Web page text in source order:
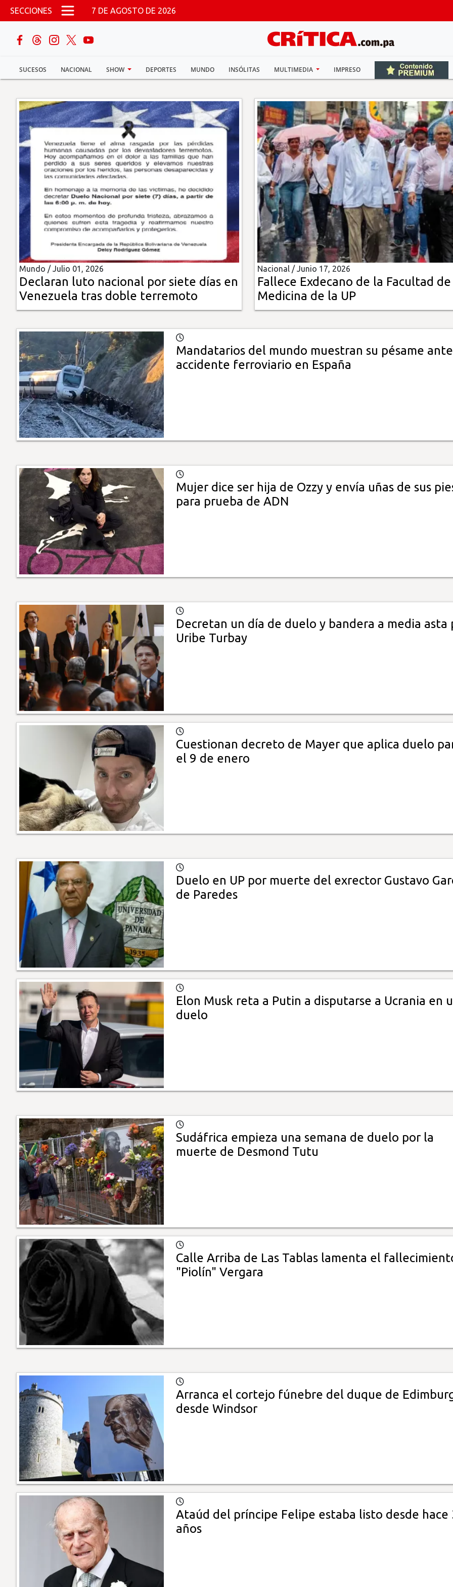
Pasar al contenido principal
SECCIONES 7 DE AGOSTO DE 2026
SUCESOS NACIONAL SHOW DEPORTES MUNDO INSÓLITAS MULTIMEDIA IMPRESO
buscar
Sucesos
Nacional
Política
Show
Deportes
Mundo
Insólitas
Multimedia
Impreso
Mundo /Julio 01, 2026
Declaran luto nacional por siete días en
Venezuela tras doble terremoto
Nacional /Junio 17, 2026
Fallece Exdecano de la Facultad de
Medicina de la UP
Mandatarios del mundo muestran su pésame ante
accidente ferroviario en España
Mujer dice ser hija de Ozzy y envía uñas de sus
para prueba de ADN
Decretan un día de duelo y bandera a media asta
Uribe Turbay
Cuestionan decreto de Mayer que aplica duelo
el 9 de enero
Duelo en UP por muerte del exrector Gustavo
de Paredes
Elon Musk reta a Putin a disputarse a Ucrania en
duelo
Sudáfrica empieza una semana de duelo por la
muerte de Desmond Tutu
Calle Arriba de Las Tablas lamenta el
"Piolín" Vergara
Arranca el cortejo fúnebre del duque de
desde Windsor
Ataúd del príncipe Felipe estaba listo desde hace
años